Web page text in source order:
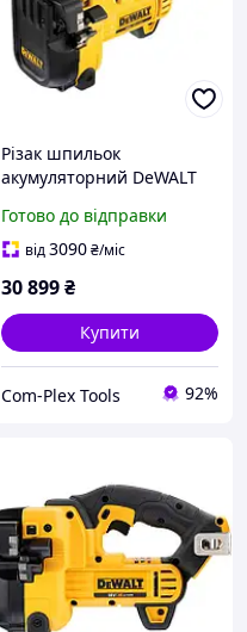
Різак шпильок
акумуляторний DeWALT
Готово до відправки
від3090₴/міс
30 899₴
Купити
Com-Plex Tools 92%